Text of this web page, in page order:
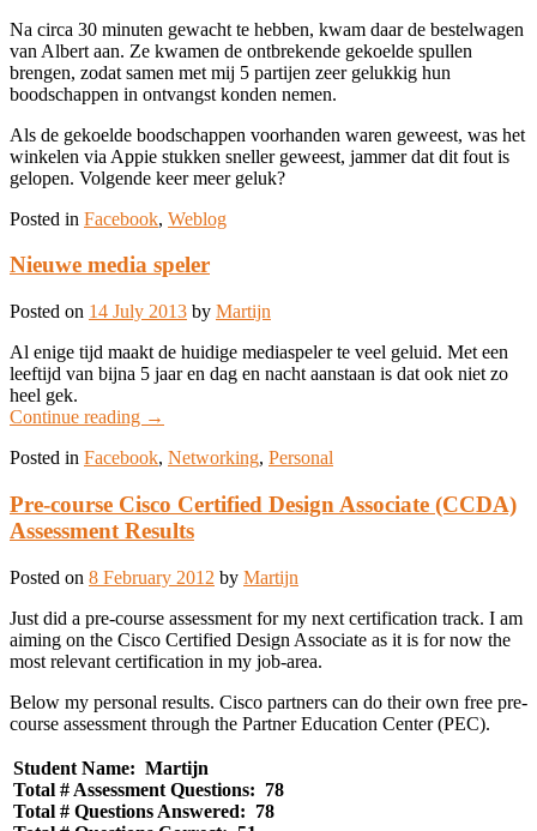
Na circa 30 minuten gewacht te hebben, kwam daar de bestelwagen
van Albert aan. Ze kwamen de ontbrekende gekoelde spullen
brengen, zodat samen met mij 5 partijen zeer gelukkig hun
boodschappen in ontvangst konden nemen.
Als de gekoelde boodschappen voorhanden waren geweest, was het
winkelen via Appie stukken sneller geweest, jammer dat dit fout is
gelopen. Volgende keer meer geluk?
Posted in Facebook, Weblog
Nieuwe media speler
Posted on 14 July 2013 by Martijn
Al enige tijd maakt de huidige mediaspeler te veel geluid. Met een
leeftijd van bijna 5 jaar en dag en nacht aanstaan is dat ook niet zo
heel gek.
Continue reading →
Posted in Facebook, Networking, Personal
Pre-course Cisco Certified Design Associate (CCDA)
Assessment Results
Posted on 8 February 2012 by Martijn
Just did a pre-course assessment for my next certification track. I am
aiming on the Cisco Certified Design Associate as it is for now the
most relevant certification in my job-area.
Below my personal results. Cisco partners can do their own free pre-
course assessment through the Partner Education Center (PEC).
Student Name: Martijn
Total # Assessment Questions: 78
Total # Questions Answered: 78